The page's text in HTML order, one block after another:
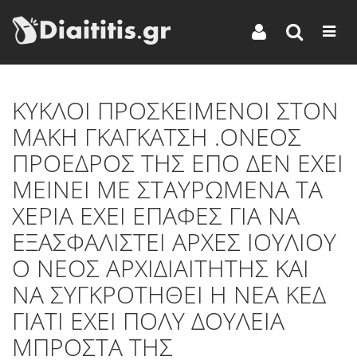
KYΚΛΟΙ ΠΡΟΣΚΕΙΜΕΝΟΙ ΣΤΟΝ
ΜΑΚΗ ΓΚΑΓΚΑΤΣΗ .ΟΝΕΟΣ
ΠΡΟΕΔΡΟΣ ΤΗΣ ΕΠΟ ΔΕΝ ΕΧΕΙ
ΜΕΙΝΕΙ ΜΕ ΣΤΑΥΡΩΜΕΝΑ ΤΑ
ΧΕΡΙΑ ΕΧΕΙ ΕΠΑΦΕΣ ΓΙΑ ΝΑ
ΕΞΑΣΦΑΛΙΣΤΕΙ ΑΡΧΕΣ ΙΟΥΛΙΟΥ
Ο ΝΕΟΣ ΑΡΧΙΔΙΑΙΤΗΤΗΣ ΚΑΙ
ΝΑ ΣΥΓΚΡΟΤΗΘΕΙ Η ΝΕΑ ΚΕΔ
ΓΙΑΤΙ ΕΧΕΙ ΠΟΛΥ ΔΟΥΛΕΙΑ
ΜΠΡΟΣΤΑ ΤΗΣ